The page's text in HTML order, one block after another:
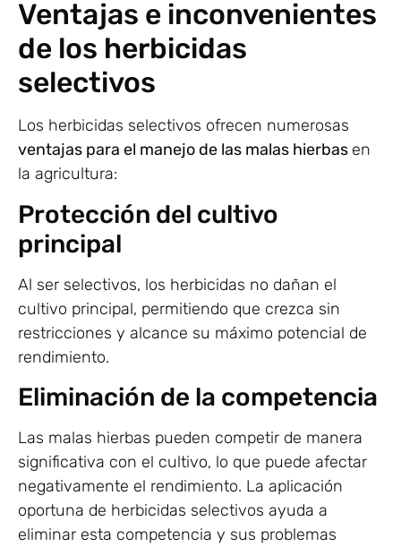
Ventajas e inconvenientes
de los herbicidas
selectivos
Los herbicidas selectivos ofrecen numerosas
ventajas para el manejo de las malas hierbas en
la agricultura:
Protección del cultivo
principal
Al ser selectivos, los herbicidas no dañan el
cultivo principal, permitiendo que crezca sin
restricciones y alcance su máximo potencial de
rendimiento.
Eliminación de la competencia
Las malas hierbas pueden competir de manera
significativa con el cultivo, lo que puede afectar
negativamente el rendimiento. La aplicación
oportuna de herbicidas selectivos ayuda a
eliminar esta competencia y sus problemas